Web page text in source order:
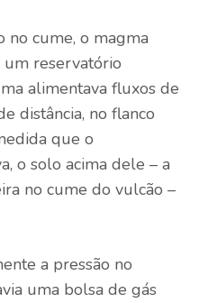
no cume, o magma
um reservatório
alimentava fluxos de
distância, no flanco
que o
o solo acima dele – a
no cume do vulcão –
a pressão no
uma bolsa de gás